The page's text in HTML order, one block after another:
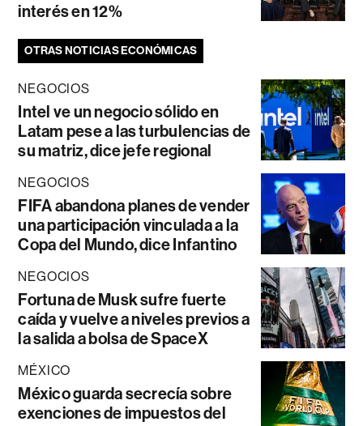
interés en 12%
OTRAS NOTICIAS ECONÓMICAS
NEGOCIOS
Intel ve un negocio sólido en
Latam pese a las turbulencias de
su matriz, dice jefe regional
NEGOCIOS
FIFA abandona planes de vender
una participación vinculada a la
Copa del Mundo, dice Infantino
NEGOCIOS
Fortuna de Musk sufre fuerte
caída y vuelve a niveles previos a
la salida a bolsa de SpaceX
MÉXICO
México guarda secrecía sobre
exenciones de impuestos del